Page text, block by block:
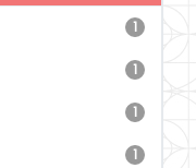
1
1
1
1